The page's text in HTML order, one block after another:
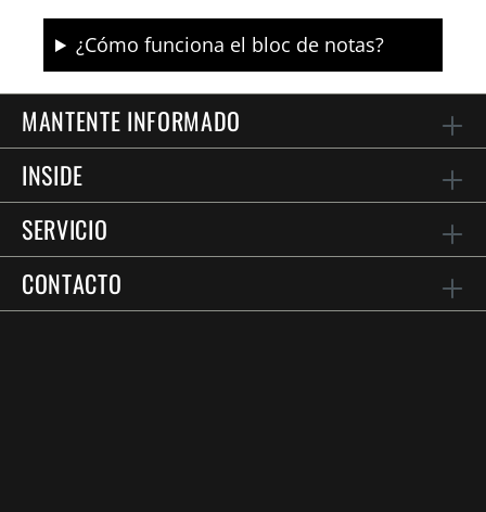
¿Cómo funciona el bloc de notas?
MANTENTE INFORMADO
INSIDE
SERVICIO
CONTACTO